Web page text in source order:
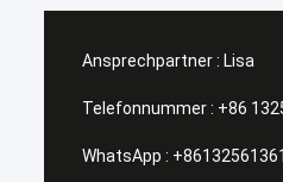
Ansprechpartner : Lisa
Telefonnummer : +86
WhatsApp :